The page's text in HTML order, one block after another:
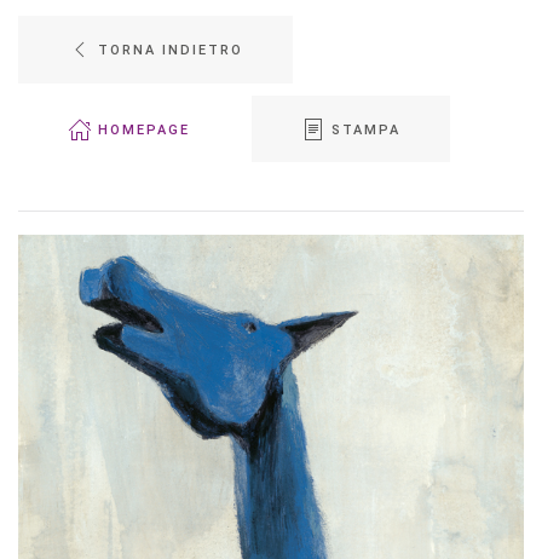
TORNA INDIETRO
HOMEPAGE STAMPA